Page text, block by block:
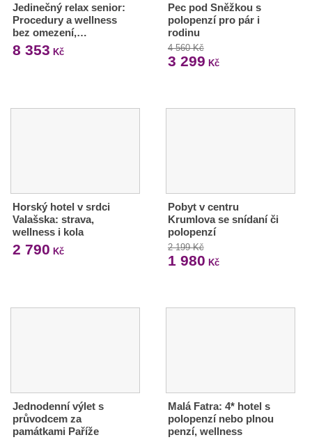
Jedinečný relax senior:
Procedury a wellness
bez omezení,…
8 353 Kč
Pec pod Sněžkou s
polopenzí pro pár i
rodinu
4 560 Kč
3 299 Kč
Horský hotel v srdci
Valašska: strava,
wellness i kola
2 790 Kč
Pobyt v centru
Krumlova se snídaní či
polopenzí
2 199 Kč
1 980 Kč
Jednodenní výlet s
průvodcem za
památkami Paříže
Malá Fatra: 4* hotel s
polopenzí nebo plnou
penzí, wellness